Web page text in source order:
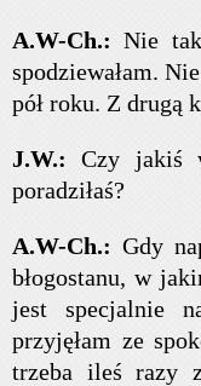
A.W-Ch.:Nie
spodziewałam.
pół roku. Z drugą
J.W.: Czy jakiś
poradziłaś?
A.W-Ch.: Gdy
błogostanu, w
jest specjalnie
przyjęłam ze
trzeba ileś razy